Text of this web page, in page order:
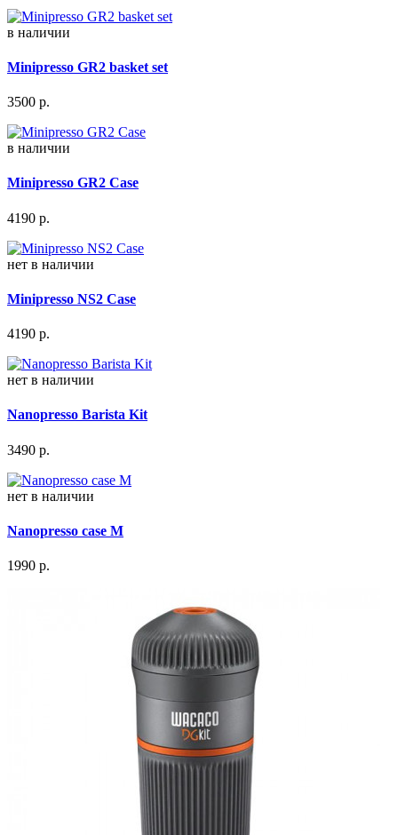
в наличии
Minipresso GR2 basket set
3500 р.
в наличии
Minipresso GR2 Case
4190 р.
нет в наличии
Minipresso NS2 Case
4190 р.
нет в наличии
Nanopresso Barista Kit
3490 р.
нет в наличии
Nanopresso case M
1990 р.